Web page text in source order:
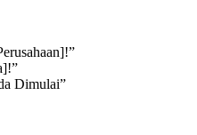
Dimulai”